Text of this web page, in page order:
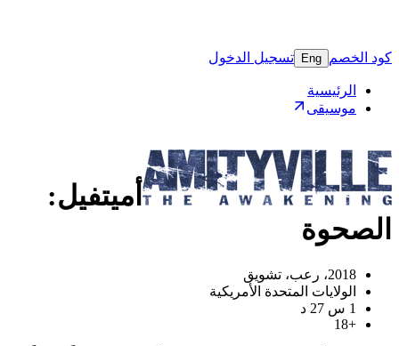
كود الخصم Eng تسجيل الدخول
الرئيسية
موسيقى
أميتفيل:
الصحوة
2018، رعب، تشويق
الولايات المتحدة الأمريكية
1 س 27 د
18+